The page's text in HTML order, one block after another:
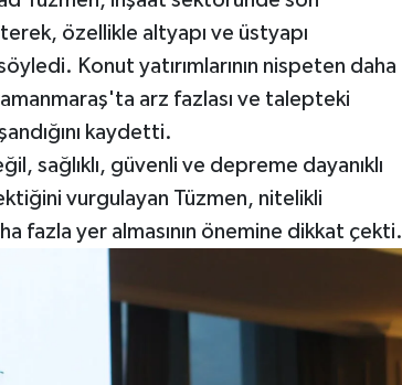
özellikle altyapı ve üstyapı
söyledi. Konut yatırımlarının nispeten daha
arz fazlası ve talepteki
kaydetti.
sağlıklı, güvenli ve depreme dayanıklı
vurgulayan Tüzmen, nitelikli
fazla yer almasının önemine dikkat çekti.